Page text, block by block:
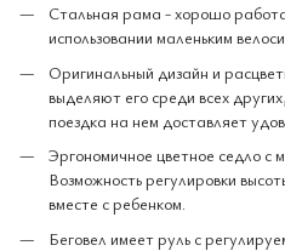
Стальная рама - хорошо
использовании маленьким
Оригинальный дизайн и
выделяют его среди всех
поездка на нем доставляет
Эргономичное цветное седло с
Возможность регулировки
вместе с ребенком.
Беговел имеет руль с